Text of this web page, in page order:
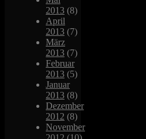
2013 (8)
April
2013 (7)
März
2013 (7)
Februar
2013 (5)
Januar
2013 (8)
Dezember
2012 (8)
November